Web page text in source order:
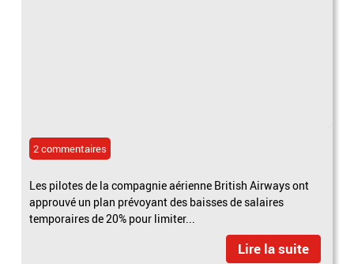
2 commentaires
Les pilotes de la compagnie aérienne British Airways ont
approuvé un plan prévoyant des baisses de salaires
temporaires de 20% pour limiter...
Lire la suite